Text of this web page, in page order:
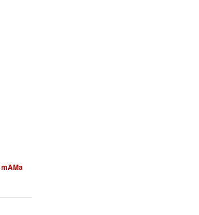
mAMa